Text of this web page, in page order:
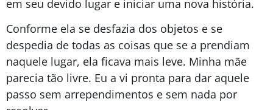
em seu devido lugar e iniciar uma nova história.
Conforme ela se desfazia dos objetos e se
despedia de todas as coisas que se a prendiam
naquele lugar, ela ficava mais leve. Minha mãe
parecia tão livre. Eu a vi pronta para dar aquele
passo sem arrependimentos e sem nada por